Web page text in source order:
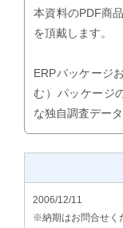
本資料のPDF商
を頂戴します。
ERPパッケージ
む）パッケージ
な独自調査データ
2006/12/11
※納期はお問合せく